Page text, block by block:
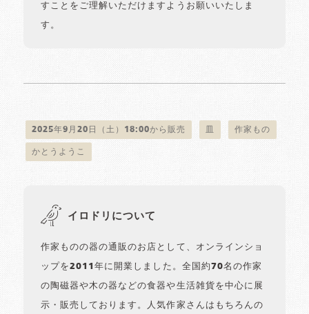
すことをご理解いただけますようお願いいたしま
す。
2025年9月20日（土）18:00から販売 作家もの
かとうようこ
イロドリについて
作家ものの器の通販のお店として、オンラインショ
ップを2011年に開業しました。全国約70名の作家
の陶磁器や木の器などの食器や生活雑貨を中心に展
示・販売しております。人気作家さんはもちろんの